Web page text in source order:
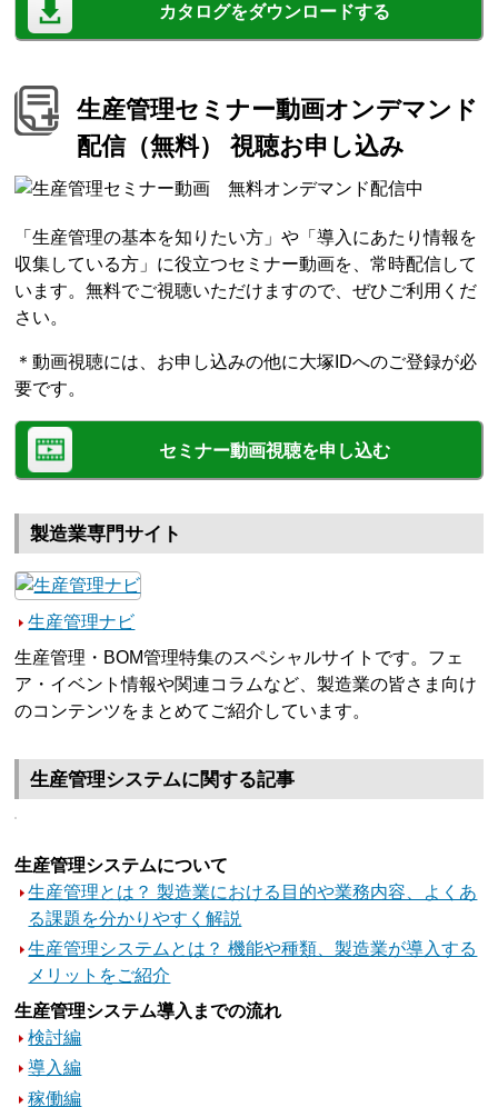
カタログをダウンロードする
生産管理セミナー動画オンデマンド
配信（無料） 視聴お申し込み
「生産管理の基本を知りたい方」や「導入にあたり情報を
収集している方」に役立つセミナー動画を、常時配信して
います。無料でご視聴いただけますので、ぜひご利用くだ
さい。
＊動画視聴には、お申し込みの他に大塚IDへのご登録が必
要です。
セミナー動画視聴を申し込む
製造業専門サイト
生産管理ナビ
生産管理・BOM管理特集のスペシャルサイトです。フェ
ア・イベント情報や関連コラムなど、製造業の皆さま向け
のコンテンツをまとめてご紹介しています。
生産管理システムに関する記事
生産管理システムについて
生産管理とは？ 製造業における目的や業務内容、よくあ
る課題を分かりやすく解説
生産管理システムとは？ 機能や種類、製造業が導入する
メリットをご紹介
生産管理システム導入までの流れ
検討編
導入編
稼働編